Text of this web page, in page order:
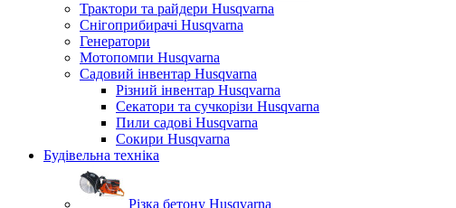
Трактори та райдери Husqvarna
Снігоприбирачі Husqvarna
Генератори
Мотопомпи Husqvarna
Садовий інвентар Husqvarna
Різний інвентар Husqvarna
Секатори та сучкорізи Husqvarna
Пили садові Husqvarna
Сокири Husqvarna
Будівельна техніка
Різка бетону Husqvarna